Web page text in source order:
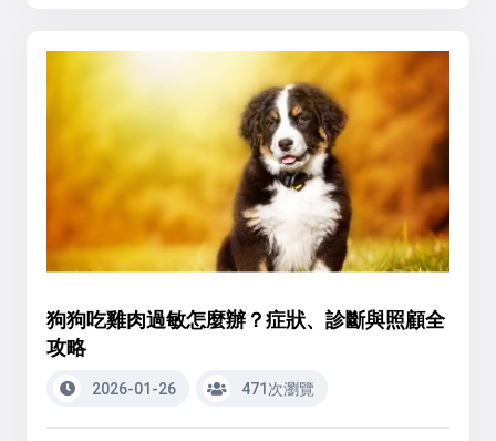
狗狗吃雞肉過敏怎麼辦？症狀、診斷與照顧全
攻略
2026-01-26 471次瀏覽